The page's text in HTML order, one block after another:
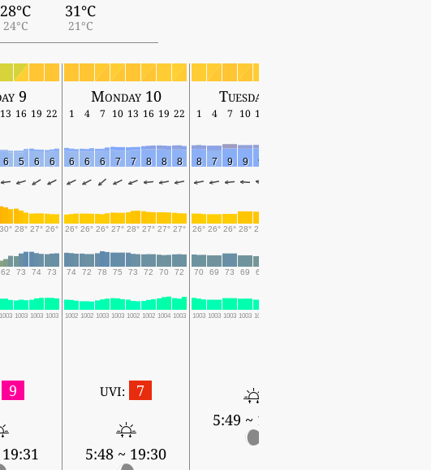
28°C
24°C
31°C
21°C
9 Monday 10 Tuesday 11
13 16 19 22 1 4 7 10 13 16 19 22 1 4 7 10 13
6 5 6 6 6 6 6 7 7 8 8 8 8 7 9 9 9
30° 28° 27° 26° 26° 26° 26° 27° 28° 27° 27° 27° 26° 26° 26° 28° 28°
62 73 74 73 74 72 78 75 73 72 70 72 70 69 73 69 68
1003 1003 1003 1003 1002 1002 1003 1003 1002 1002 1004 1003 1003 1003 1003 1003 1003
9 UVI: 7
5:48 ~ 19:30
5:49 ~ 19:29